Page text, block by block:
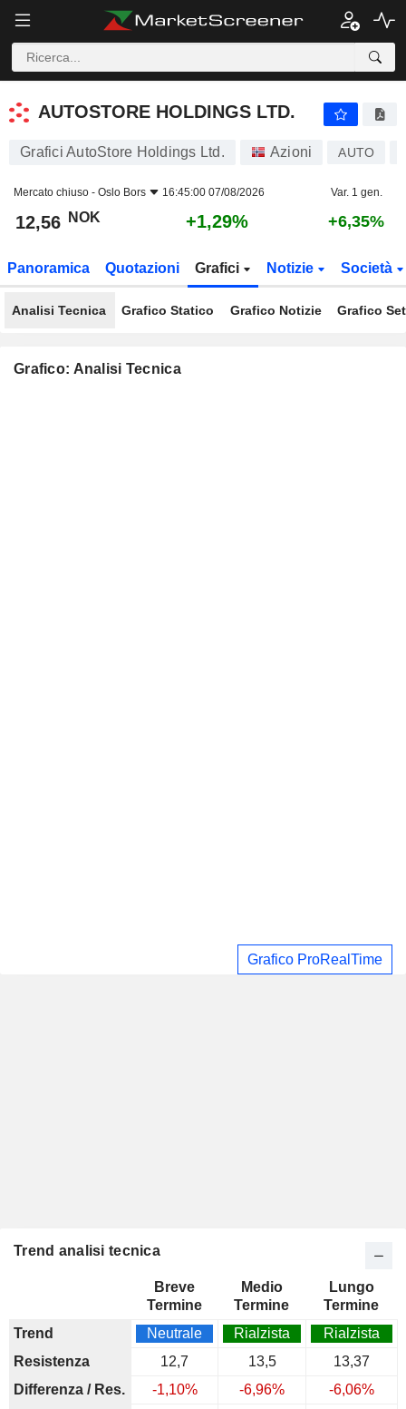
AUTOSTORE HOLDINGS LTD.
AUTOSTORE HOLDINGS LTD.
Grafici AutoStore Holdings Ltd. Azioni AUTO
Mercato chiuso - Oslo Bors 16:45:00 07/08/2026 Var. 1 gen.
12,56 NOK +1,29% +6,35%
Panoramica Quotazioni Grafici Notizie Società
Analisi Tecnica Grafico Statico Grafico Notizie Grafico
Grafico: Analisi Tecnica
Grafico ProRealTime
Trend analisi tecnica
Breve
Termine
Medio
Termine
Lungo
Termine
Trend
Neutrale Rialzista
Rialzista
Resistenza
12,7 13,5
13,37
Differenza / Res.
-1,10% -6,96%
-6,06%